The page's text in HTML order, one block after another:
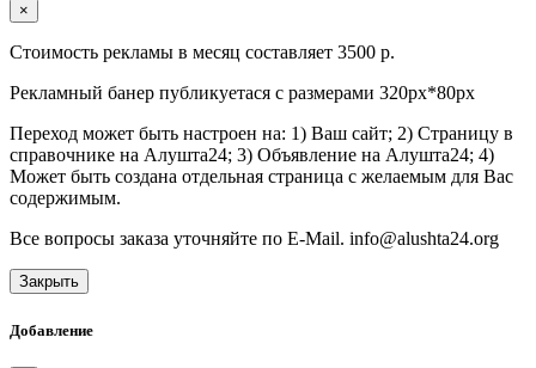
×
Стоимость рекламы в месяц составляет 3500 р.
Рекламный банер публикуетася с размерами 320px*80px
Переход может быть настроен на: 1) Ваш сайт; 2) Страницу в
справочнике на Алушта24; 3) Объявление на Алушта24; 4)
Может быть создана отдельная страница с желаемым для Вас
содержимым.
Все вопросы заказа уточняйте по E-Mail. info@alushta24.org
Закрыть
Добавление